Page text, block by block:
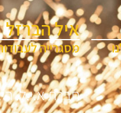
איל הברזל
מסגרייה
חברת א.י.ל.